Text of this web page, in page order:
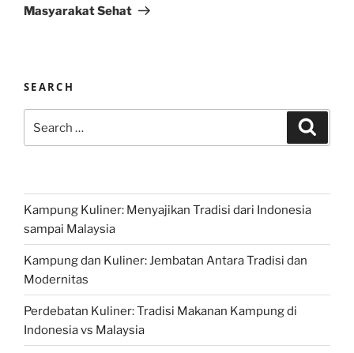
Masyarakat Sehat
SEARCH
for:
Kampung Kuliner: Menyajikan Tradisi dari Indonesia
sampai Malaysia
Kampung dan Kuliner: Jembatan Antara Tradisi dan
Modernitas
Perdebatan Kuliner: Tradisi Makanan Kampung di
Indonesia vs Malaysia